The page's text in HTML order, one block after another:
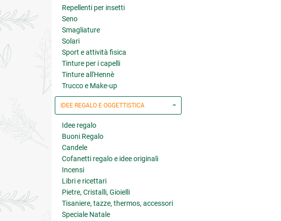
Repellenti per insetti
Seno
Smagliature
Solari
Sport e attività fisica
Tinture per i capelli
Tinture all'Hennè
Trucco e Make-up
IDEE REGALO E OGGETTISTICA
Idee regalo
Buoni Regalo
Candele
Cofanetti regalo e idee originali
Incensi
Libri e ricettari
Pietre, Cristalli, Gioielli
Tisaniere, tazze, thermos, accessori
Speciale Natale